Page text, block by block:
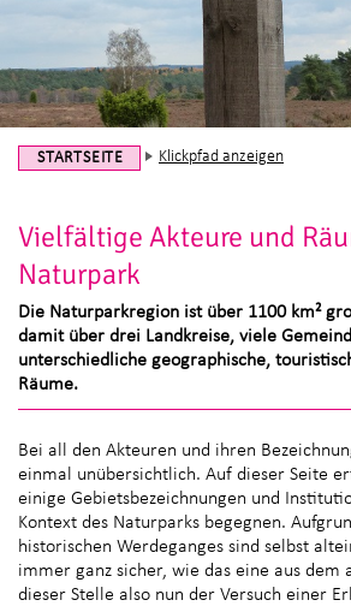
STARTSEITE Klickpfad anzeigen
Vielfältige Akteure und
Naturpark
Die Naturparkregion ist über 1100 km²
damit über drei Landkreise, viele
unterschiedliche geographische,
Räume.
Bei all den Akteuren und ihren
einmal unübersichtlich. Auf dieser Seite
einige Gebietsbezeichnungen und
Kontext des Naturparks begegnen.
historischen Werdeganges sind selbst
immer ganz sicher, wie das eine aus dem
dieser Stelle also nun der Versuch einer